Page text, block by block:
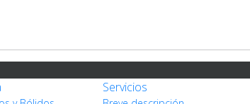
Servicios